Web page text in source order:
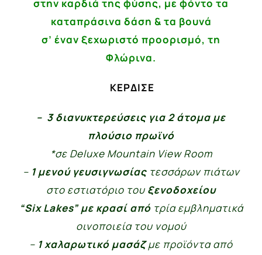
στην καρδιά της φύσης, με φόντο τα
καταπράσινα δάση & τα βουνά
σ’ έναν ξεχωριστό προορισμό, τη
Φλώρινα.
ΚΕΡΔΙΣΕ
– 3 διανυκτερεύσεις για 2 άτομα με
πλούσιο πρωϊνό
*σε Deluxe Mountain View Room
– 1 μενού γευσιγνωσίαςτεσσάρων πιάτων
στο εστιατόριο του ξενοδοχείου
“Six Lakes” με κρασί απότρία εμβληματικά
οινοποιεία του νομού
– 1 χαλαρωτικό μασάζμε προϊόντα από